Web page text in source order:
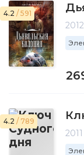
4.2 / 591
2012
4.2 / 789
2011